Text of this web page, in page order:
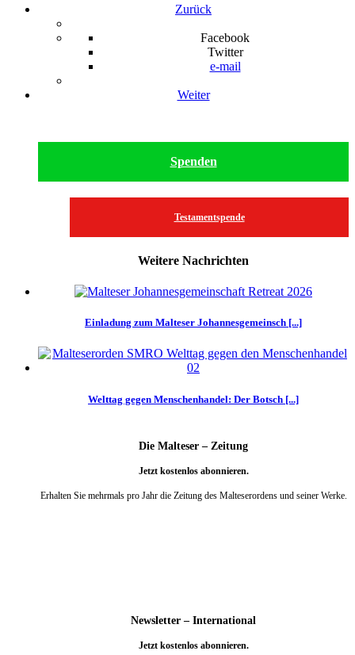
Zurück
Facebook
Twitter
e-mail
Weiter
Spenden
Testamentspende
Weitere Nachrichten
Einladung zum Malteser Johannesgemeinsch [...]
Welttag gegen Menschenhandel: Der Botsch [...]
Die Malteser – Zeitung
Jetzt kostenlos abonnieren.
Erhalten Sie mehrmals pro Jahr die Zeitung des Malteserordens und seiner Werke.
Newsletter – International
Jetzt kostenlos abonnieren.